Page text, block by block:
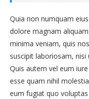
Quia non numquam
dolore magnam
minima veniam, quis
suscipit laboriosam,
Quis autem vel eum
esse quam nihil
eum fugiat quo